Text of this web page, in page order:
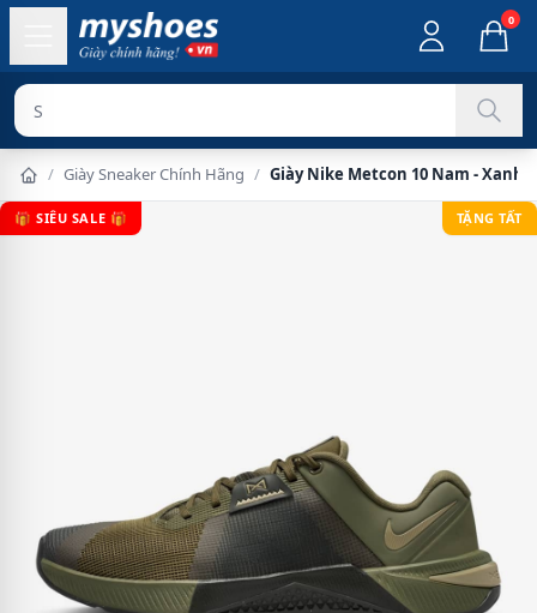
0
Sản phẩm chí
/ Giày Sneaker Chính Hãng / Giày Nike Metcon 10 Nam - Xanh
🎁 SIÊU SALE 🎁 TẶNG TẤT